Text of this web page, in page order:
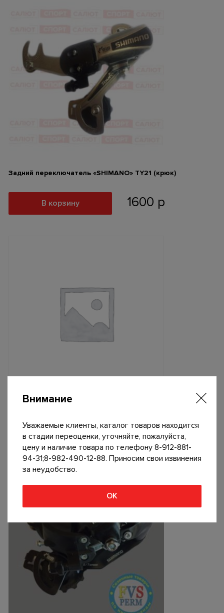
Задний переключатель «SHIMANO» ТY21 (крюк)
1600 р
В корзину
1800р
В корзину
Внимание
Уважаемые клиенты, каталог товаров находится
в стадии переоценки, уточняйте, пожалуйста,
цену и наличие товара по телефону 8-912-881-
94-31;8-982-490-12-88. Приносим свои извинения
за неудобство.
ОК